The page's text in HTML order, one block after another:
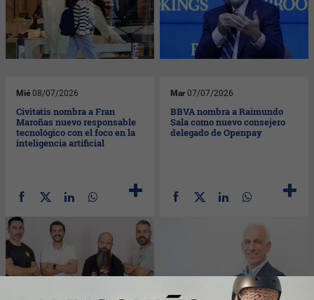
Mié 08/07/2026
Civitatis nombra a Fran
Maroñas nuevo responsable
tecnológico con el foco en la
inteligencia artificial
Mar 07/07/2026
BBVA nombra a Raimundo
Sala como nuevo consejero
delegado de Openpay